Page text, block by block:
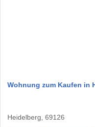
Wohnung zum Kaufen in
Heidelberg, 69126